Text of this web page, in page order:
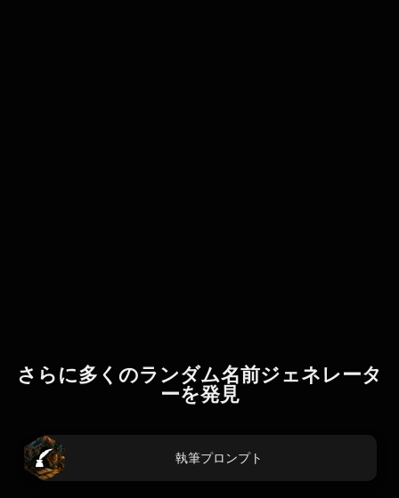
さらに多くのランダム名前ジェネレータ
ーを発見
執筆プロンプト